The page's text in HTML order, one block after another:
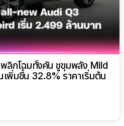
ลิกโฉมทั้งคัน ชูขุมพลัง Mild
พิ่มขึ้น 32.8% ราคาเริ่มต้น